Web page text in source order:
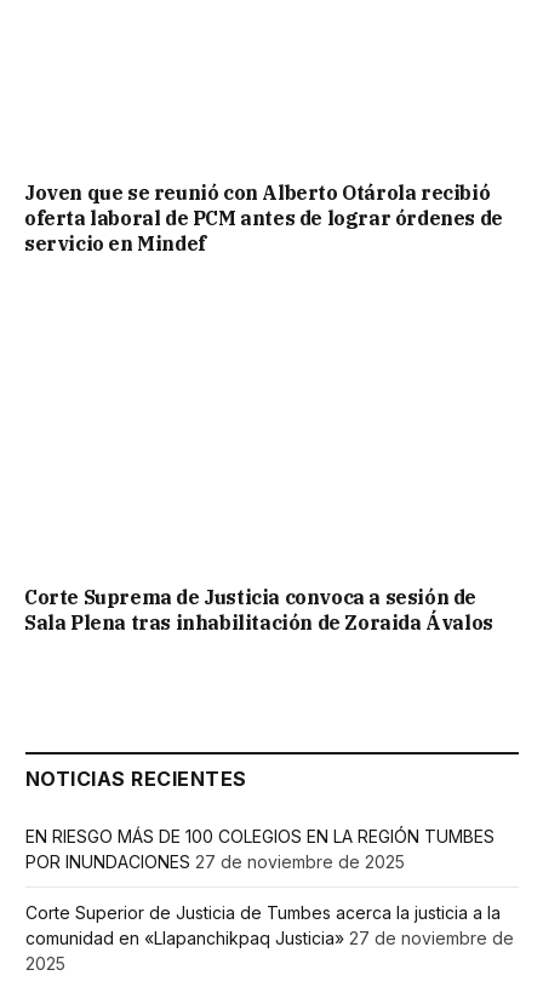
Joven que se reunió con Alberto Otárola recibió
oferta laboral de PCM antes de lograr órdenes de
servicio en Mindef
Corte Suprema de Justicia convoca a sesión de
Sala Plena tras inhabilitación de Zoraida Ávalos
NOTICIAS RECIENTES
EN RIESGO MÁS DE 100 COLEGIOS EN LA REGIÓN TUMBES
POR INUNDACIONES 27 de noviembre de 2025
Corte Superior de Justicia de Tumbes acerca la justicia a la
comunidad en «Llapanchikpaq Justicia» 27 de noviembre de
2025